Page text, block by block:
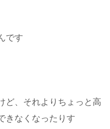
です
ど、それよりちょっと高
きなくなったりす